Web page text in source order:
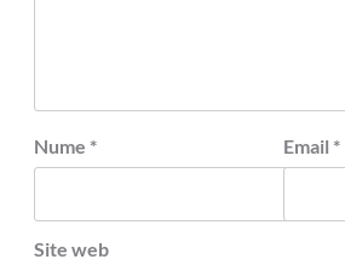
Nume * Email *
Site web